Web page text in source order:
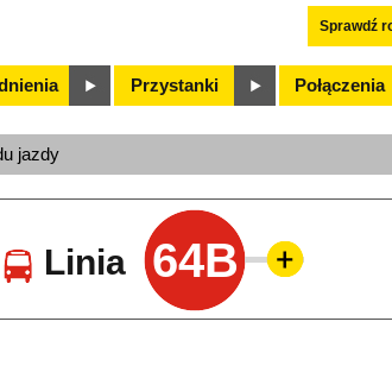
Sprawdź
Przystanki Połączenia
jazdy
Linia 64B